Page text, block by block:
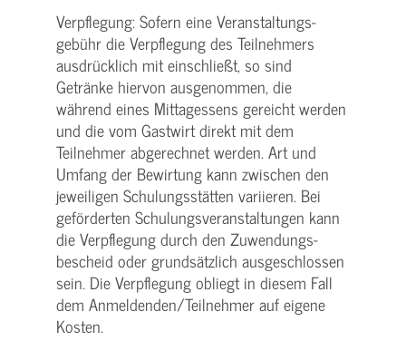
Verpflegung: Sofern eine Veranstaltungs­
gebühr die Verpflegung des Teilnehmers
ausdrücklich mit einschließt, so sind
Getränke hiervon ausgenommen, die
während eines Mittagessens gereicht werden
und die vom Gastwirt direkt mit dem
Teilnehmer abgerechnet werden. Art und
Umfang der Bewirtung kann zwischen den
jeweiligen Schulungsstätten variieren. Bei
geförderten Schulungs­veranstaltungen kann
die Verpflegung durch den Zuwendungs­
bescheid oder grundsätzlich ausgeschlossen
sein. Die Verpflegung obliegt in diesem Fall
dem Anmeldenden/­Teilnehmer auf eigene
Kosten.